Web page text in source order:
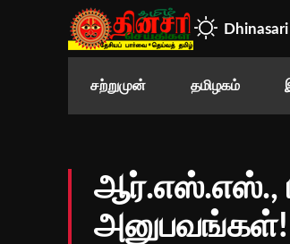
Dhinasari
சற்றுமுன் தமிழகம்
ஆர்.எஸ்.எஸ்.,
அனுபவங்கள்!